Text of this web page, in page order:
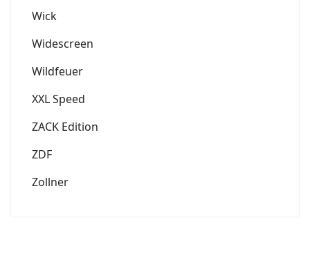
Wick
Widescreen
Wildfeuer
XXL Speed
ZACK Edition
ZDF
Zollner